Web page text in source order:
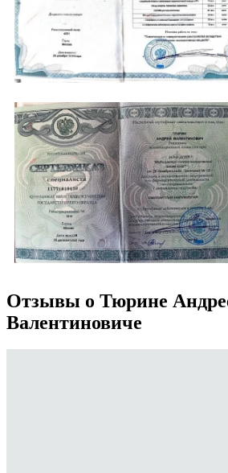
Отзывы о Тюрине
Валентиновиче